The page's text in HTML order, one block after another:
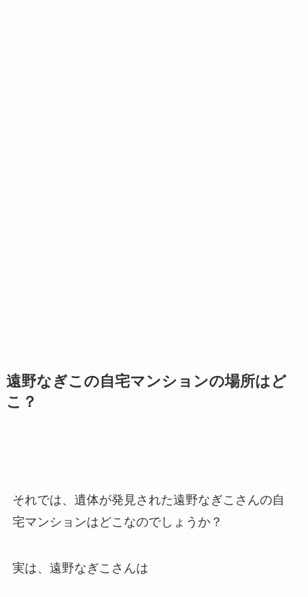
遠野なぎこの自宅マンションの場所はど
こ？
それでは、遺体が発見された遠野なぎこさんの自
宅マンションはどこなのでしょうか？
実は、遠野なぎこさんは